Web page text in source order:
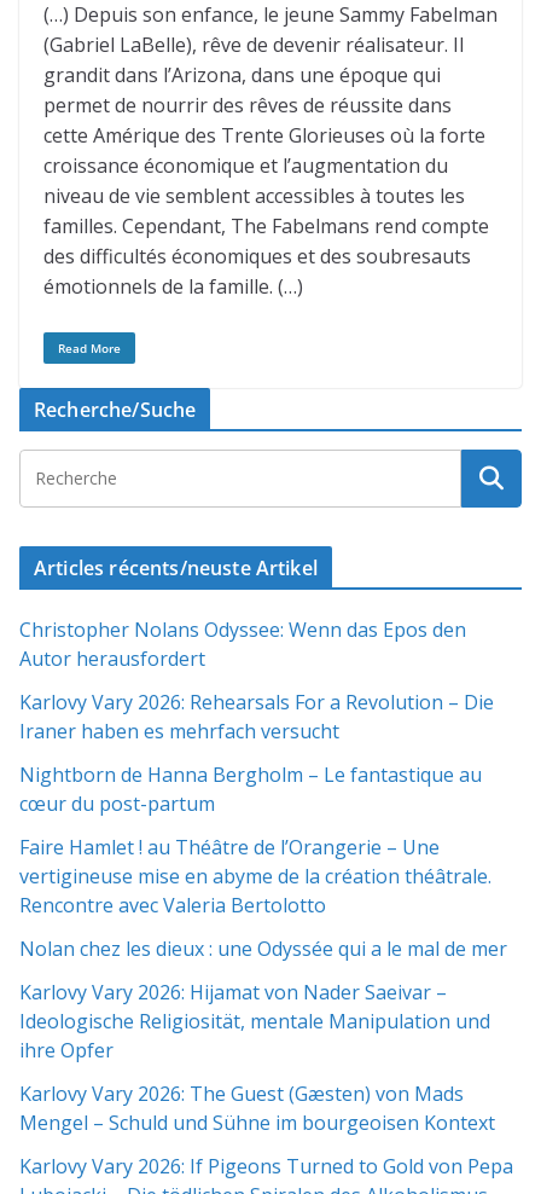
(…) Depuis son enfance, le jeune Sammy Fabelman
(Gabriel LaBelle), rêve de devenir réalisateur. Il
grandit dans l’Arizona, dans une époque qui
permet de nourrir des rêves de réussite dans
cette Amérique des Trente Glorieuses où la forte
croissance économique et l’augmentation du
niveau de vie semblent accessibles à toutes les
familles. Cependant, The Fabelmans rend compte
des difficultés économiques et des soubresauts
émotionnels de la famille. (…)
Read More
Recherche/Suche
Articles récents/neuste Artikel
Christopher Nolans Odyssee: Wenn das Epos den
Autor herausfordert
Karlovy Vary 2026: Rehearsals For a Revolution – Die
Iraner haben es mehrfach versucht
Nightborn de Hanna Bergholm – Le fantastique au
cœur du post-partum
Faire Hamlet ! au Théâtre de l’Orangerie – Une
vertigineuse mise en abyme de la création théâtrale.
Rencontre avec Valeria Bertolotto
Nolan chez les dieux : une Odyssée qui a le mal de mer
Karlovy Vary 2026: Hijamat von Nader Saeivar​​ –
Ideologische Religiosität, mentale Manipulation und
ihre Opfer
Karlovy Vary 2026: The Guest (Gæsten) von Mads
Mengel – Schuld und Sühne im bourgeoisen Kontext
Karlovy Vary 2026: If Pigeons Turned to Gold von Pepa